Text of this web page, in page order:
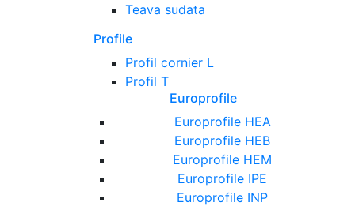
Teava sudata
Profile
Profil cornier L
Profil T
Europrofile
Europrofile HEA
Europrofile HEB
Europrofile HEM
Europrofile IPE
Europrofile INP